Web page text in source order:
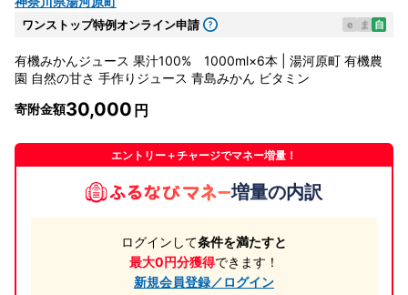
ワンストップ特例オンライン申請 e ま 自
有機みかんジュース 果汁100% 1000ml×6本 | 湯河原町 有機農
園 自然の甘さ 手作りジュース 青島みかん ビタミン
寄附金額30,000
エントリー＋チャージでマネー増量！
増量の内訳
ログインして条件を満たすと
最大0円分獲得できます！
新規会員登録／ログイン